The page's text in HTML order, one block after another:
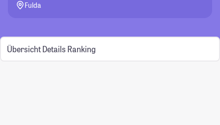
Fulda
Übersicht Details Ranking